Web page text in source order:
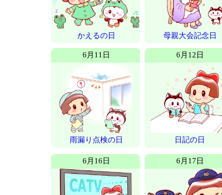
かえるの日 母親大会記念日
6月11日
雨漏り点検の日
6月12日
日記の日
6月16日 6月17日